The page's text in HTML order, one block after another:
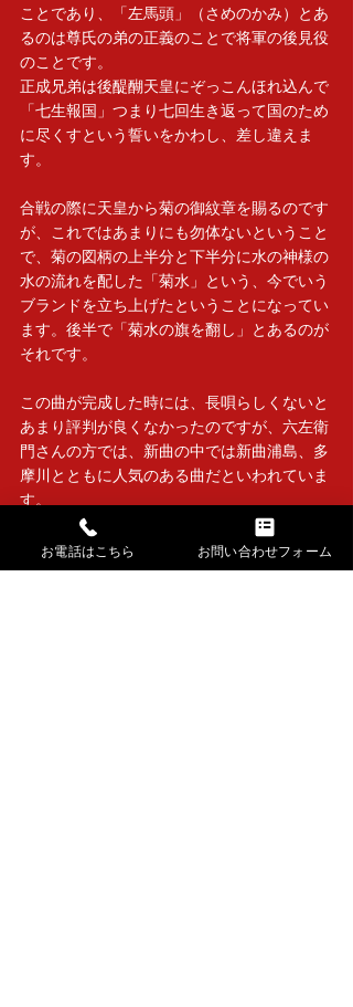
ことであり、「左馬頭」（さめのかみ）とあ
るのは尊氏の弟の正義のことで将軍の後見役
のことです。
正成兄弟は後醍醐天皇にぞっこんほれ込んで
「七生報国」つまり七回生き返って国のため
に尽くすという誓いをかわし、差し違えま
す。
合戦の際に天皇から菊の御紋章を賜るのです
が、これではあまりにも勿体ないということ
で、菊の図柄の上半分と下半分に水の神様の
水の流れを配した「菊水」という、今でいう
ブランドを立ち上げたということになってい
ます。後半で「菊水の旗を翻し」とあるのが
それです。
この曲が完成した時には、長唄らしくないと
あまり評判が良くなかったのですが、六左衛
門さんの方では、新曲の中では新曲浦島、多
摩川とともに人気のある曲だといわれていま
す。
ストーリーとしては大変堅い感じですが、
歌、三味線ともに技巧を要する曲といえま
す。
お電話はこちら お問い合わせフォーム